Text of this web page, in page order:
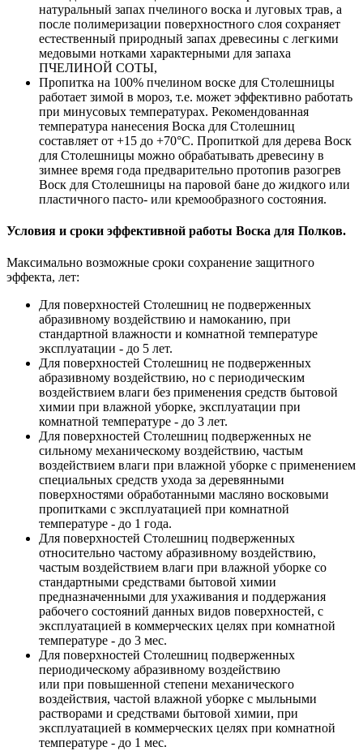
натуральный запах пчелиного воска и луговых трав, а
после полимеризации поверхностного слоя сохраняет
естественный природный запах древесины с легкими
медовыми нотками характерными для запаха
ПЧЕЛИНОЙ СОТЫ,
Пропитка на 100% пчелином воске для Столешницы
работает зимой в мороз, т.е. может эффективно работать
при минусовых температурах. Рекомендованная
температура нанесения Воска для Столешниц
составляет от +15 до +70°C. Пропиткой для дерева Воск
для Столешницы можно обрабатывать древесину в
зимнее время года предварительно протопив разогрев
Воск для Столешницы на паровой бане до жидкого или
пластичного пасто- или кремообразного состояния.
Условия и сроки эффективной работы Воска для Полков.
Максимально возможные сроки сохранение защитного
эффекта, лет:
Для поверхностей Столешниц не подверженных
абразивному воздействию и намоканию, при
стандартной влажности и комнатной температуре
эксплуатации - до 5 лет.
Для поверхностей Столешниц не подверженных
абразивному воздействию, но с периодическим
воздействием влаги без применения средств бытовой
химии при влажной уборке, эксплуатации при
комнатной температуре - до 3 лет.
Для поверхностей Столешниц подверженных не
сильному механическому воздействию, частым
воздействием влаги при влажной уборке с применением
специальных средств ухода за деревянными
поверхностями обработанными масляно восковыми
пропитками с эксплуатацией при комнатной
температуре - до 1 года.
Для поверхностей Столешниц подверженных
относительно частому абразивному воздействию,
частым воздействием влаги при влажной уборке со
стандартными средствами бытовой химии
предназначенными для ухаживания и поддержания
рабочего состояний данных видов поверхностей, с
эксплуатацией в коммерческих целях при комнатной
температуре - до 3 мес.
Для поверхностей Столешниц подверженных
периодическому абразивному воздействию
или при повышенной степени механического
воздействия, частой влажной уборке с мыльными
растворами и средствами бытовой химии, при
эксплуатацией в коммерческих целях при комнатной
температуре - до 1 мес.